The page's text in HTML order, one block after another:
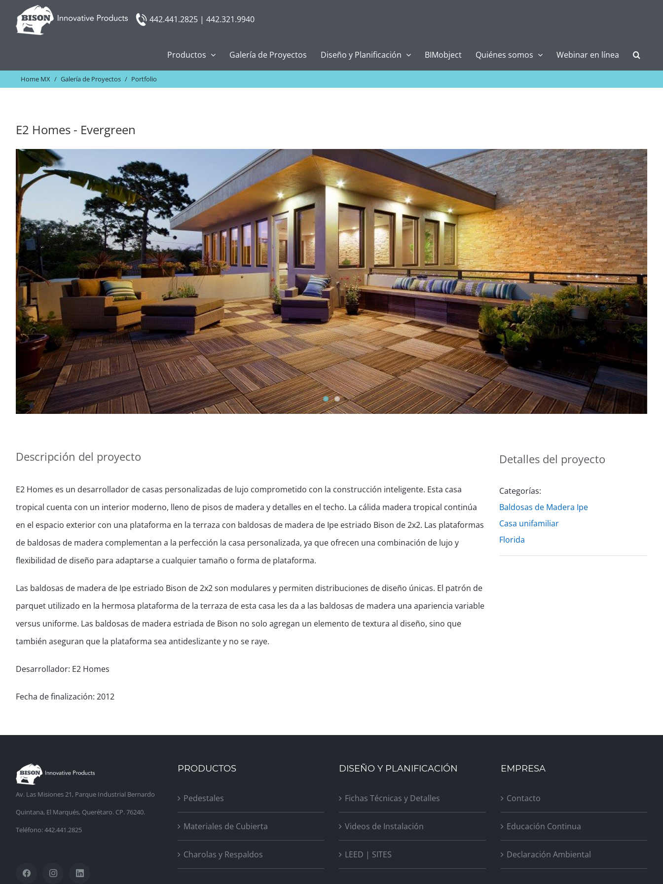
442.441.2825 | 442.321.9940
Productos Galería de Proyectos Diseño y Planificación BIMobject Quiénes somos Webinar en línea
Home MX / Galería de Proyectos / Portfolio
E2 Homes - Evergreen
Descripción del proyecto
E2 Homes es un desarrollador de casas personalizadas de lujo comprometido con la construcción inteligente. Esta casa
tropical cuenta con un interior moderno, lleno de pisos de madera y detalles en el techo. La cálida madera tropical continúa
en el espacio exterior con una plataforma en la terraza con baldosas de madera de Ipe estriado Bison de 2x2. Las plataformas
de baldosas de madera complementan a la perfección la casa personalizada, ya que ofrecen una combinación de lujo y
flexibilidad de diseño para adaptarse a cualquier tamaño o forma de plataforma.
Las baldosas de madera de Ipe estriado Bison de 2x2 son modulares y permiten distribuciones de diseño únicas. El patrón de
parquet utilizado en la hermosa plataforma de la terraza de esta casa les da a las baldosas de madera una apariencia variable
versus uniforme. Las baldosas de madera estriada de Bison no solo agregan un elemento de textura al diseño, sino que
también aseguran que la plataforma sea antideslizante y no se raye.
Desarrollador: E2 Homes
Fecha de finalización: 2012
Detalles del proyecto
Categorías:
Baldosas de Madera Ipe
Casa unifamiliar
Florida
Av. Las Misiones 21, Parque Industrial Bernardo
Quintana, El Marqués, Querétaro. CP. 76240.
Teléfono: 442.441.2825
PRODUCTOS
Pedestales
Materiales de Cubierta
Charolas y Respaldos
DISEÑO Y PLANIFICACIÓN
Fichas Técnicas y Detalles
Videos de Instalación
LEED | SITES
EMPRESA
Contacto
Educación Continua
Declaración Ambiental